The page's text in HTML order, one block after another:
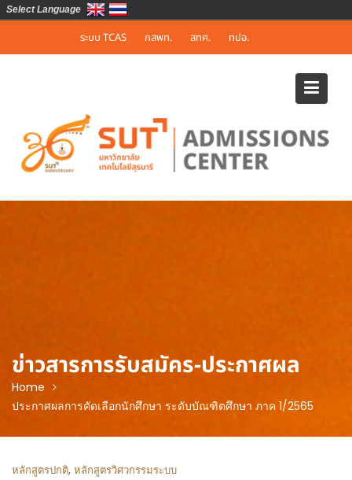
ระบบ TCAS กสพท. สทศ. ทปอ.
ข่าวสารการรับสมัคร-ประกาศผล
Home
ประกาศผลการคัดเลือกนักศึกษา ระดับบัณฑิตศึกษา ภาค 1/2565
หลักสูตรปกติ, หลักสูตรวิศวกรรมระบบ
Select Language